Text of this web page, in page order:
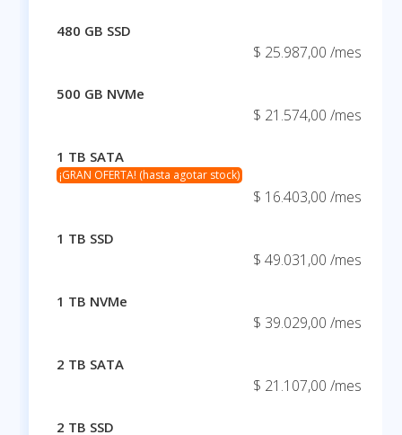
480 GB SSD
$ 25.987,00 /mes
500 GB NVMe
$ 21.574,00 /mes
1 TB SATA
¡GRAN OFERTA! (hasta agotar stock)
$ 16.403,00 /mes
1 TB SSD
$ 49.031,00 /mes
1 TB NVMe
$ 39.029,00 /mes
2 TB SATA
$ 21.107,00 /mes
2 TB SSD